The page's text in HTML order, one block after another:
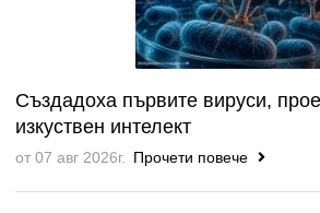
Създадоха първите вируси,
изкуствен интелект
от 07 авг 2026г. Прочети повече